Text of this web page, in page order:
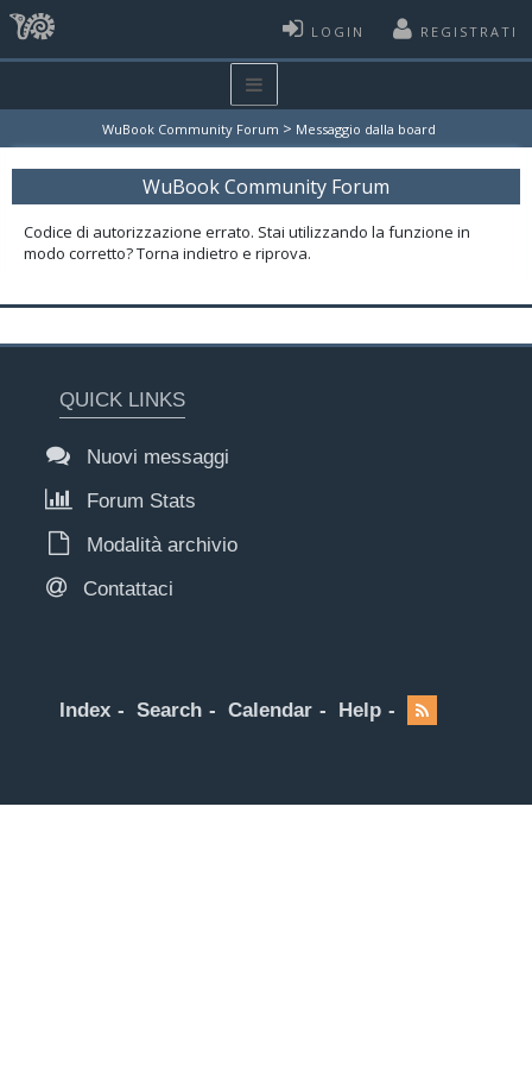
LOGIN REGISTRATI
WuBook Community Forum > Messaggio dalla board
WuBook Community Forum
Codice di autorizzazione errato. Stai utilizzando la funzione in
modo corretto? Torna indietro e riprova.
QUICK LINKS
Nuovi messaggi
Forum Stats
Modalità archivio
Contattaci
Index Search Calendar Help